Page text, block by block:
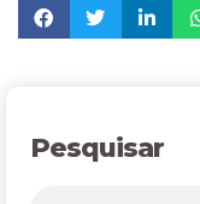
Pesquisar